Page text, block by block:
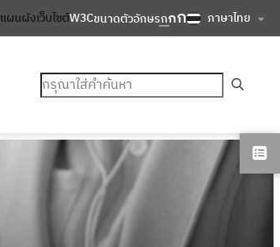
แผนผังเว็บไซต์W3Cขนาดตัวอักษรกกก ภาษาไทย
ค้นหา